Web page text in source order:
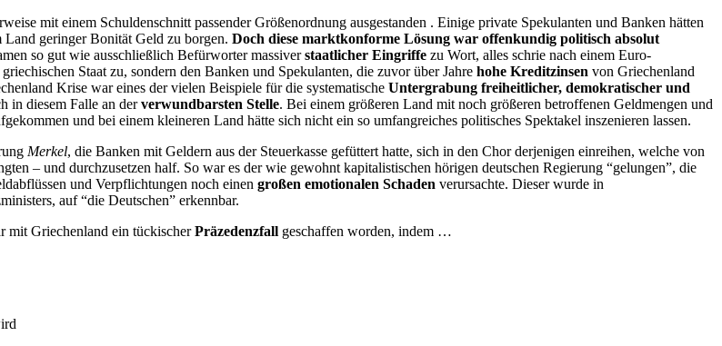
mit einem Schuldenschnitt passender Größenordnung ausgestanden . Einige private Spekulanten und Banken hätten
geringer Bonität Geld zu borgen. Doch diese marktkonforme Lösung war offenkundig politisch absolut
so gut wie ausschließlich Befürworter massiverstaatlicher Eingriffe zu Wort, alles schrie nach einem Euro-
Staat zu, sondern den Banken und Spekulanten, die zuvor über Jahre hohe Kreditzinsen von Griechenland
Krise war eines der vielen Beispiele für die systematische Untergrabung freiheitlicher, demokratischer und
in diesem Falle an derverwundbarsten Stelle. Bei einem größeren Land mit noch größeren betroffenen Geldmengen und
und bei einem kleineren Land hätte sich nicht ein so umfangreiches politisches Spektakel inszenieren lassen.
Merkel, die Banken mit Geldern aus der Steuerkasse gefüttert hatte, sich in den Chor derjenigen einreihen, welche von
– und durchzusetzen half. So war es der wie gewohnt kapitalistischen hörigen deutschen Regierung “gelungen”, die
und Verpflichtungen noch einen großen emotionalen Schaden verursachte. Dieser wurde in
auf “die Deutschen” erkennbar.
mit Griechenland ein tückischerPräzedenzfall geschaffen worden, indem …